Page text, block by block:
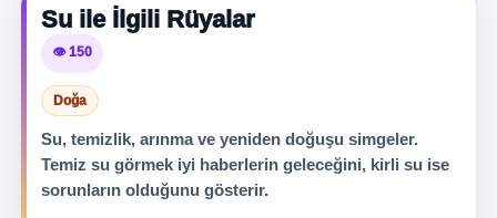
Su ile İlgili Rüyalar
👁️ 150
Doğa
Su, temizlik, arınma ve yeniden doğuşu simgeler.
Temiz su görmek iyi haberlerin geleceğini, kirli su ise
sorunların olduğunu gösterir.